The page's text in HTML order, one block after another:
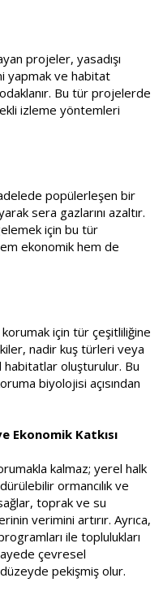
projeler, yasadışı
yapmak ve habitat
Bu tür projelerde
izleme yöntemleri
popülerleşen bir
sera gazlarını azaltır.
için bu tür
ekonomik hem de
için tür çeşitliliğine
nadir kuş türleri veya
habitatlar oluşturulur. Bu
biyolojisi açısından
Ekonomik Katkısı
kalmaz; yerel halk
ormancılık ve
toprak ve su
verimini artırır. Ayrıca,
ile toplulukları
çevresel
pekişmiş olur.